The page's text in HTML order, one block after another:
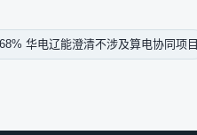
华电辽能澄清不涉及算电协同项目